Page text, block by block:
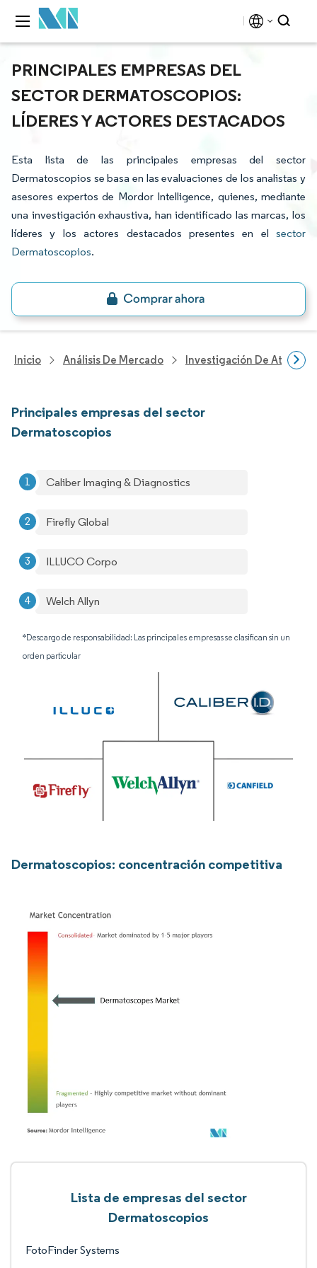
PRINCIPALES EMPRESAS DEL
SECTOR DERMATOSCOPIOS:
LÍDERES Y ACTORES DESTACADOS
Esta lista de las principales empresas del sector
Dermatoscopios se basa en las evaluaciones de los analistas y
asesores expertos de Mordor Intelligence, quienes, mediante
una investigación exhaustiva, han identificado las marcas, los
líderes y los actores destacados presentes en el sector
Dermatoscopios.
Inicio Análisis De Mercado Investigación De
Principales empresas del sector
Dermatoscopios
Caliber Imaging & Diagnostics
Firefly Global
ILLUCO Corpo
Welch Allyn
*Descargo de responsabilidad: Las principales empresas se clasifican sin un
orden particular
Dermatoscopios: concentración competitiva
Lista de empresas del sector
Dermatoscopios
FotoFinder Systems